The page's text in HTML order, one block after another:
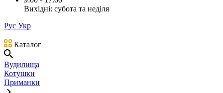
Вихідні: субота та неділя
Рус Укр
Каталог
Вудилища
Котушки
Приманки